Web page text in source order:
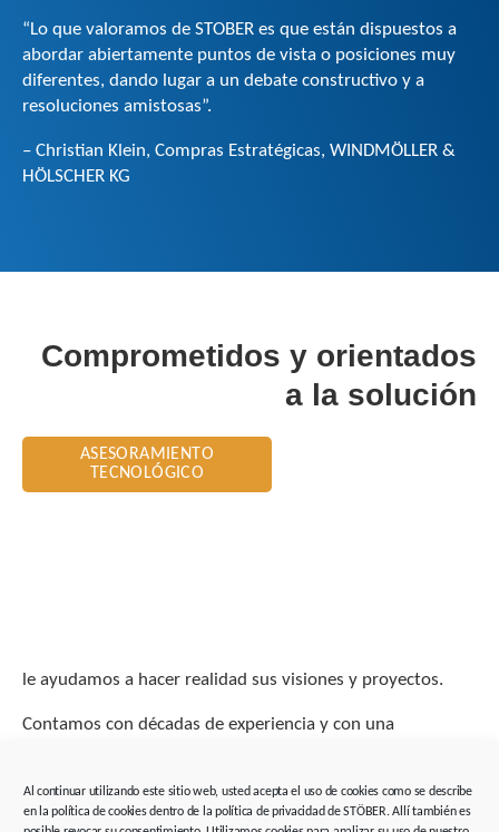
Al continuar utilizando este sitio web, usted acepta el uso de cookies como se describe
en la política de cookies dentro de la política de privacidad de STÖBER. Allí también es
“Lo que valoramos de STOBER es que están dispuestos a
abordar abiertamente puntos de vista o posiciones muy
diferentes, dando lugar a un debate constructivo y a
resoluciones amistosas”.
– Christian Klein, Compras Estratégicas, WINDMÖLLER &
HÖLSCHER KG
Comprometidos y orientados
a la solución
ASESORAMIENTO
TECNOLÓGICO
le ayudamos a hacer realidad sus visiones y proyectos.
Contamos con décadas de experiencia y con una